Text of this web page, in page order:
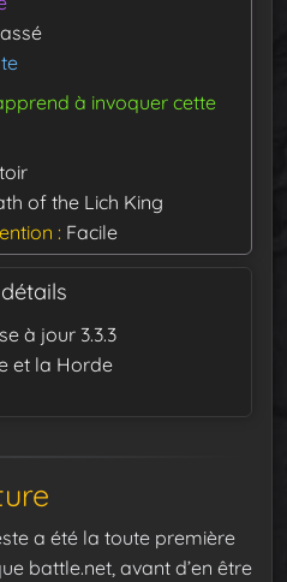
à invoquer cette
of the Lich King
Facile
à jour 3.3.3
et la Horde
a été la toute première
battle.net, avant d’en être